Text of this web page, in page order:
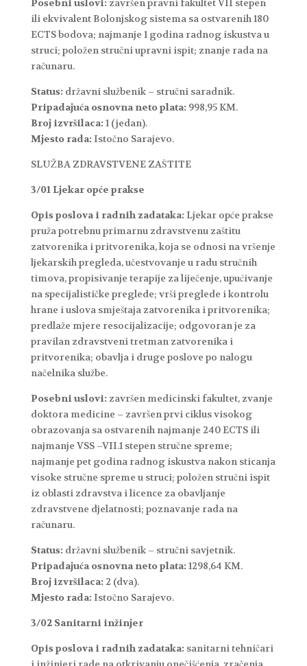
ili ekvivalent Bolonjskog sistema sa ostvarenih 180
ECTS bodova; najmanje 1 godina radnog iskustva u
struci; položen stručni upravni ispit; znanje rada na
računaru.
Status: državni službenik – stručni saradnik.
Pripadajuća osnovna neto plata: 998,95 KM.
Broj izvršilaca: 1 (jedan).
Mjesto rada: Istočno Sarajevo.
SLUŽBA ZDRAVSTVENE ZAŠTITE
3/01 Ljekar opće prakse
Opis poslova i radnih zadataka: Ljekar opće prakse
pruža potrebnu primarnu zdravstvenu zaštitu
zatvorenika i pritvorenika, koja se odnosi na vršenje
ljekarskih pregleda, učestvovanje u radu stručnih
timova, propisivanje terapije za liječenje, upućivanje
na specijalističke preglede; vrši preglede i kontrolu
hrane i uslova smještaja zatvorenika i pritvorenika;
predlaže mjere resocijalizacije; odgovoran je za
pravilan zdravstveni tretman zatvorenika i
pritvorenika; obavlja i druge poslove po nalogu
načelnika službe.
Posebni uslovi: završen medicinski fakultet, zvanje
doktora medicine – završen prvi ciklus visokog
obrazovanja sa ostvarenih najmanje 240 ECTS ili
najmanje VSS –VII.1 stepen stručne spreme;
najmanje pet godina radnog iskustva nakon sticanja
visoke stručne spreme u struci; položen stručni ispit
iz oblasti zdravstva i licence za obavljanje
zdravstvene djelatnosti; poznavanje rada na
računaru.
Status: državni službenik – stručni savjetnik.
Pripadajuća osnovna neto plata: 1298,64 KM.
Broj izvršilaca: 2 (dva).
Mjesto rada: Istočno Sarajevo.
3/02 Sanitarni inžinjer
Opis poslova i radnih zadataka: sanitarni tehničari